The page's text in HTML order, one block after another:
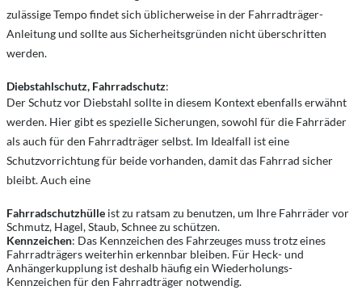
zulässige Tempo findet sich üblicherweise in der Fahrradträger-
Anleitung und sollte aus Sicherheitsgründen nicht überschritten
werden.
Diebstahlschutz, Fahrradschutz:
Der Schutz vor Diebstahl sollte in diesem Kontext ebenfalls erwähnt
werden. Hier gibt es spezielle Sicherungen, sowohl für die Fahrräder
als auch für den Fahrradträger selbst. Im Idealfall ist eine
Schutzvorrichtung für beide vorhanden, damit das Fahrrad sicher
bleibt. Auch eine
Fahrradschutzhülle ist zu ratsam zu benutzen, um Ihre Fahrräder vor
Schmutz, Hagel, Staub, Schnee zu schützen.
Kennzeichen: Das Kennzeichen des Fahrzeuges muss trotz eines
Fahrradträgers weiterhin erkennbar bleiben. Für Heck- und
Anhängerkupplung ist deshalb häufig ein Wiederholungs-
Kennzeichen für den Fahrradträger notwendig.